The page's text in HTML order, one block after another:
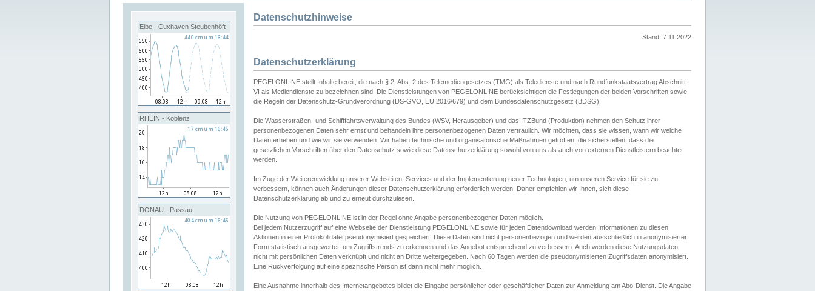
Elbe - Cuxhaven Steubenhöft
RHEIN - Koblenz
DONAU - Passau
Datenschutzhinweise
Stand: 7.11.2022
Datenschutzerklärung
PEGELONLINE stellt Inhalte bereit, die nach § 2, Abs. 2 des Telemediengesetzes (TMG) als Teledienste und nach Rundfunkstaatsvertrag Abschnitt
VI als Mediendienste zu bezeichnen sind. Die Dienstleistungen von PEGELONLINE berücksichtigen die Festlegungen der beiden Vorschriften sowie
die Regeln der Datenschutz-Grundverordnung (DS-GVO, EU 2016/679) und dem Bundesdatenschutzgesetz (BDSG).
Die Wasserstraßen- und Schifffahrtsverwaltung des Bundes (WSV, Herausgeber) und das ITZBund (Produktion) nehmen den Schutz ihrer
personenbezogenen Daten sehr ernst und behandeln ihre personenbezogenen Daten vertraulich. Wir möchten, dass sie wissen, wann wir welche
Daten erheben und wie wir sie verwenden. Wir haben technische und organisatorische Maßnahmen getroffen, die sicherstellen, dass die
gesetzlichen Vorschriften über den Datenschutz sowie diese Datenschutzerklärung sowohl von uns als auch von externen Dienstleistern beachtet
werden.
Im Zuge der Weiterentwicklung unserer Webseiten, Services und der Implementierung neuer Technologien, um unseren Service für sie zu
verbessern, können auch Änderungen dieser Datenschutzerklärung erforderlich werden. Daher empfehlen wir Ihnen, sich diese
Datenschutzerklärung ab und zu erneut durchzulesen.
Die Nutzung von PEGELONLINE ist in der Regel ohne Angabe personenbezogener Daten möglich.
Bei jedem Nutzerzugriff auf eine Webseite der Dienstleistung PEGELONLINE sowie für jeden Datendownload werden Informationen zu diesen
Aktionen in einer Protokolldatei pseudonymisiert gespeichert. Diese Daten sind nicht personenbezogen und werden ausschließlich in anonymisierter
Form statistisch ausgewertet, um Zugriffstrends zu erkennen und das Angebot entsprechend zu verbessern. Auch werden diese Nutzungsdaten
nicht mit persönlichen Daten verknüpft und nicht an Dritte weitergegeben. Nach 60 Tagen werden die pseudonymisierten Zugriffsdaten anonymisiert.
Eine Rückverfolgung auf eine spezifische Person ist dann nicht mehr möglich.
Eine Ausnahme innerhalb des Internetangebotes bildet die Eingabe persönlicher oder geschäftlicher Daten zur Anmeldung am Abo-Dienst. Die Angabe